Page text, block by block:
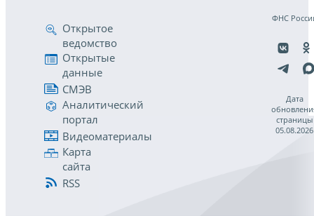
Открытое
ведомство
Открытые
данные
СМЭВ
Аналитический
портал
Видеоматериалы
Карта
сайта
RSS
ФНС
Дата
страницы
05.08.2026